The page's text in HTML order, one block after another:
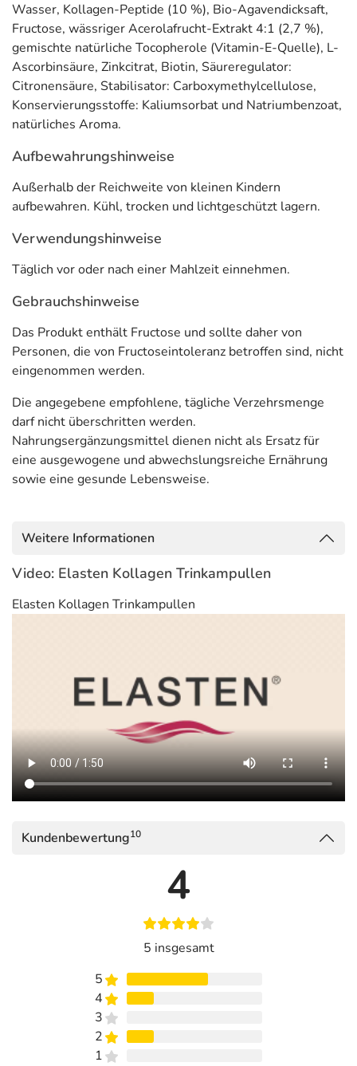
Anwendung
Eine Trinkampulle täglich zu oder nach einer Mahlzeit
einnehmen. Idealerweise trinken Sie Elasten morgens, da
tagsüber der Stoffwechsel aktiver ist und so die
Nährstoffe im Körper besser verteilt werden. Es
über die Dauer von 3 Monaten.
Inhaltsstoffe pro Trinkampulle
davon aus Acerola-Frucht-
Extrakt
Zink
Vitamin E
(aus gemischten
Tocopherolen)
2,3 mg 19
Biotin 50 µg
**** keine Referenzmenge vorhanden
Adresse des Lebensmittel-Unternehmens
Quiris Healthcare GmbH & Co. KG
Informationen zu diesem Lebensmittel (wie z. B. Zutaten,
Allergene) sind bei den Lebensmittelangaben als pdf
hinterlegt. (oben)
Wasser, Kollagen-Peptide (10 %), Bio-Agavendicksaft,
Fructose, wässriger Acerolafrucht-Extrakt 4:1 (2,7 %),
gemischte natürliche Tocopherole (Vitamin-E-Quelle), L-
Ascorbinsäure, Zinkcitrat, Biotin, Säureregulator:
Citronensäure, Stabilisator: Carboxymethylcellulose,
Konservierungsstoffe: Kaliumsorbat und Natriumbenzoat,
natürliches Aroma.
Aufbewahrungshinweise
Außerhalb der Reichweite von kleinen Kindern
aufbewahren. Kühl, trocken und lichtgeschützt lagern.
Verwendungshinweise
Täglich vor oder nach einer Mahlzeit einnehmen.
Gebrauchshinweise
Das Produkt enthält Fructose und sollte daher von
Personen, die von Fructoseintoleranz betroffen sind, nicht
eingenommen werden.
Die angegebene empfohlene, tägliche Verzehrsmenge
darf nicht überschritten werden.
Nahrungsergänzungsmittel dienen nicht als Ersatz für
eine ausgewogene und abwechslungsreiche Ernährung
sowie eine gesunde Lebensweise.
Weitere Informationen
Video: Elasten Kollagen Trinkampullen
Elasten Kollagen Trinkampullen
Kundenbewertung10
4
5 insgesamt
5
4
3
2
1